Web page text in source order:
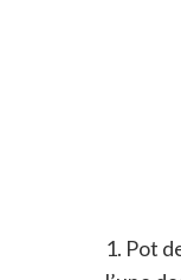
1. Pot